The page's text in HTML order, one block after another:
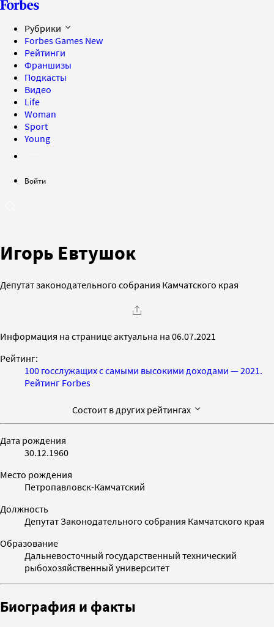
Рубрики
Forbes Games New
Рейтинги
Франшизы
Подкасты
Видео
Life
Woman
Sport
Young
Войти
Игорь Евтушок
Депутат законодательного собрания Камчатского края
Информация на странице актуальна на 06.07.2021
Рейтинг:
100 госслужащих с самыми высокими доходами — 2021.
Рейтинг Forbes
Состоит в других рейтингах
Дата рождения
30.12.1960
Место рождения
Петропавловск-Камчатский
Должность
Депутат Законодательного собрания Камчатского края
Образование
Дальневосточный государственный технический
рыбохозяйственный университет
Биография и факты